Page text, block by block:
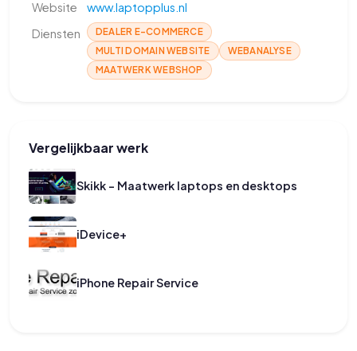
Website
www.laptopplus.nl
Diensten
DEALER E-COMMERCE
MULTI DOMAIN WEBSITE
WEBANALYSE
MAATWERK WEBSHOP
Vergelijkbaar werk
Skikk - Maatwerk laptops en desktops
iDevice+
iPhone Repair Service